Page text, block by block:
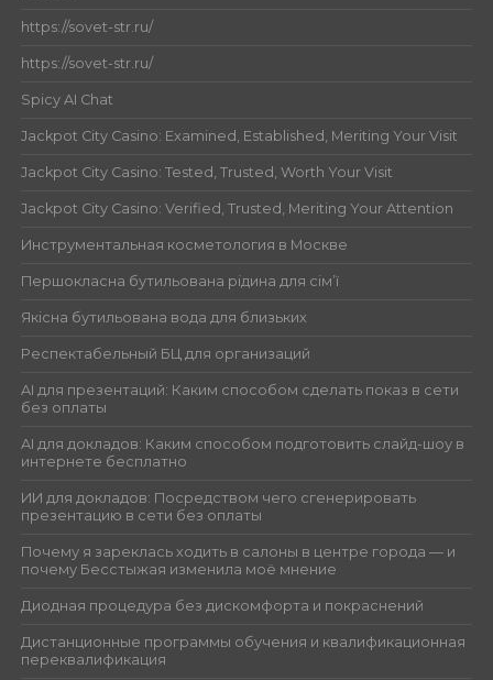
https://sovet-str.ru/
https://sovet-str.ru/
Spicy AI Chat
Jackpot City Casino: Examined, Established, Meriting Your Visit
Jackpot City Casino: Tested, Trusted, Worth Your Visit
Jackpot City Casino: Verified, Trusted, Meriting Your Attention
Инструментальная косметология в Москве
Першокласна бутильована рідина для сім’ї
Якісна бутильована вода для близьких
Респектабельный БЦ для организаций
AI для презентаций: Каким способом сделать показ в сети
без оплаты
AI для докладов: Каким способом подготовить слайд-шоу в
интернете бесплатно
ИИ для докладов: Посредством чего сгенерировать
презентацию в сети без оплаты
Почему я зареклась ходить в салоны в центре города — и
почему Бесстыжая изменила моё мнение
Диодная процедура без дискомфорта и покраснений
Дистанционные программы обучения и квалификационная
переквалификация